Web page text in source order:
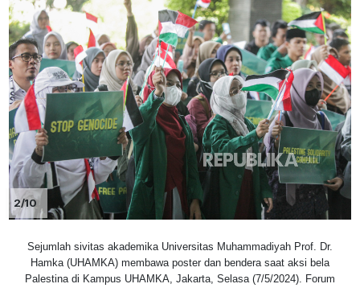
2/10
Sejumlah sivitas akademika Universitas Muhammadiyah Prof. Dr.
Hamka (UHAMKA) membawa poster dan bendera saat aksi bela
Palestina di Kampus UHAMKA, Jakarta, Selasa (7/5/2024). Forum